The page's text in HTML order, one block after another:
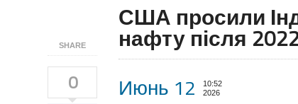
SHARE
0
США просили
нафту після
Июнь 12
10:52
2026